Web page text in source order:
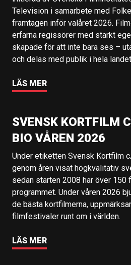
Television i samarbete med
framtagen inför valåret 2026.
erfarna regissörer med starkt
skapade för att inte bara ses –
och delas med publik i hela
LÄS MER
SVENSK KORTFILM
BIO VÅREN 2026
Under etiketten Svensk Kortfilm
genom åren visat högkvalitativ
sedan starten 2008 har över 150
programmet. Under våren 2026
de bästa kortfilmerna,
filmfestivaler runt om i världen.
LÄS MER